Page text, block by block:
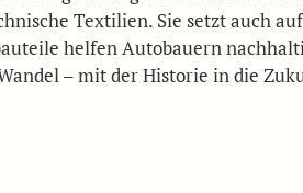
Textilien. Sie setzt auch
helfen Autobauern
– mit der Historie in die